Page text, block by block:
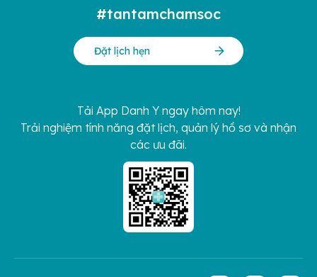
#tantamchamsoc
Đặt lịch hẹn
Tải App Danh Y ngay hôm nay!
Trải nghiệm tính năng đặt lịch, quản lý hồ sơ và nhận
các ưu đãi.